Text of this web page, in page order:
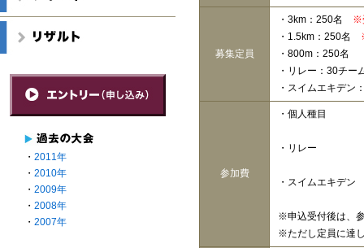
・ 2011年
・ 2010年
・ 2009年
・ 2008年
・ 2007年
募集定員
・3km：250名 ※
・1.5km：250名
・800m：250名
・リレー：30チ
・スイムエキデン
参加費
・個人種目
・リレー
・スイムエキデン
※申込受付後は、
※ただし定員に達